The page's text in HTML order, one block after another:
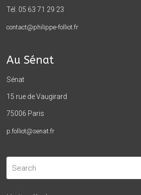
Tél. 05 63 71 29 23
contact@philippe-folliot.fr
Au Sénat
Sénat
15 rue de Vaugirard
75006 Paris
p.folliot@senat.fr